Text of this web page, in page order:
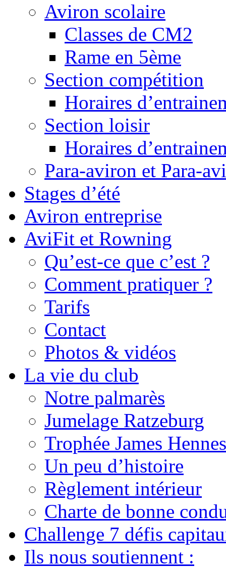
Aviron scolaire
Classes de CM2
Rame en 5ème
Section compétition
Horaires
Section loisir
Horaires
Para-aviron et Para-
Stages d’été
Aviron entreprise
AviFit et Rowning
Qu’est-ce que c’est ?
Comment pratiquer ?
Tarifs
Contact
Photos & vidéos
La vie du club
Notre palmarès
Jumelage Ratzeburg
Trophée James
Un peu d’histoire
Règlement intérieur
Charte de bonne
Challenge 7 défis
Ils nous soutiennent :